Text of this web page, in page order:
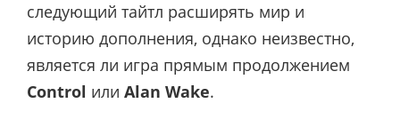
следующий тайтл расширять мир и
историю дополнения, однако неизвестно,
является ли игра прямым продолжением
Control или Alan Wake.